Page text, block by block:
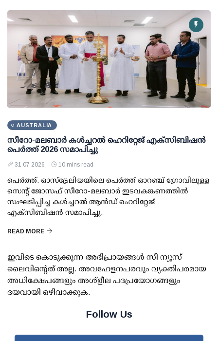
AUSTRALIA
സീറോ-മലബാർ കൾച്ചറൽ ഹെറിറ്റേജ് എക്സിബിഷൻ
പെർത്ത് 2026 സമാപിച്ചു
31 07 2026 10 mins read
പെർത്ത്: ഓസ്ട്രേലിയയിലെ പെർത്ത് ഓറഞ്ച് ഗ്രോവിലുള്ള
സെന്റ് ജോസഫ് സീറോ-മലബാർ ഇടവകങ്കണത്തിൽ
സംഘടിപ്പിച്ച കൾച്ചറൽ ആൻഡ് ഹെറിറ്റേജ്
എക്സിബിഷൻ സമാപിച്ചു.
READ MORE
ഇവിടെ കൊടുക്കുന്ന അഭിപ്രായങ്ങള്‍ സീ ന്യൂസ്
ലൈവിന്റെത് അല്ല. അവഹേളനപരവും വ്യക്തിപരമായ
അധിക്ഷേപങ്ങളും അശ്‌ളീല പദപ്രയോഗങ്ങളും
ദയവായി ഒഴിവാക്കുക.
Follow Us